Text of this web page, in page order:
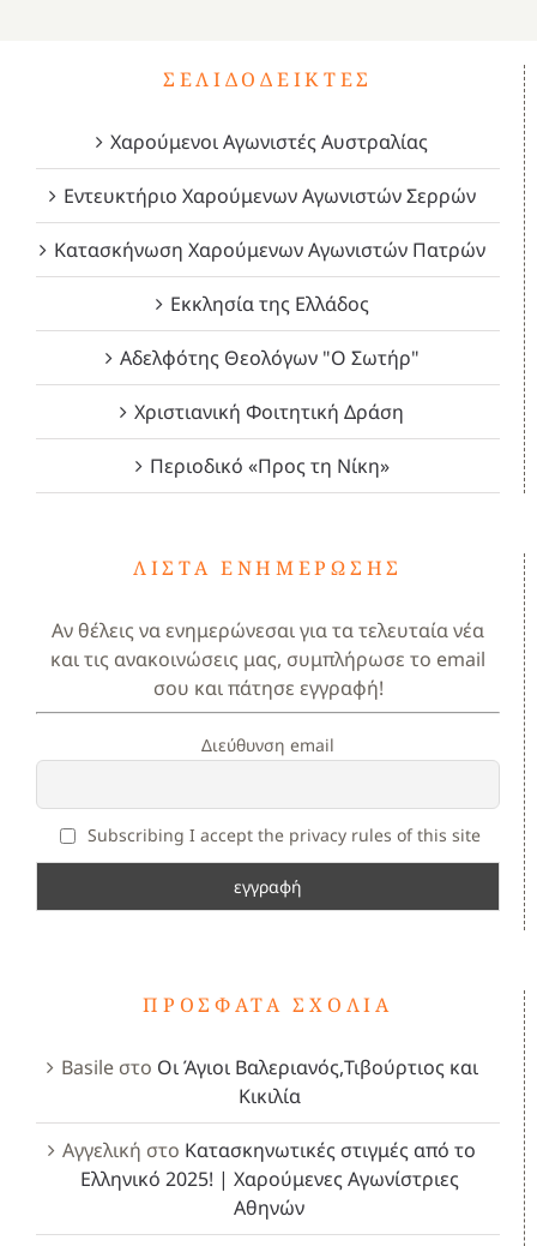
ΣΕΛΙΔΟΔΕΊΚΤΕΣ
Χαρούμενοι Αγωνιστές Αυστραλίας
Εντευκτήριο Χαρούμενων Αγωνιστών Σερρών
Κατασκήνωση Χαρούμενων Αγωνιστών Πατρών
Εκκλησία της Ελλάδος
Αδελφότης Θεολόγων "Ο Σωτήρ"
Χριστιανική Φοιτητική Δράση
Περιοδικό «Προς τη Νίκη»
ΛΊΣΤΑ ΕΝΗΜΈΡΩΣΗΣ
Αν θέλεις να ενημερώνεσαι για τα τελευταία νέα
και τις ανακοινώσεις μας, συμπλήρωσε το email
σου και πάτησε εγγραφή!
Διεύθυνση email
Subscribing I accept the privacy rules of this site
ΠΡΌΣΦΑΤΑ ΣΧΌΛΙΑ
Basileστο Οι Άγιοι Βαλεριανός,Τιβούρτιος και
Κικιλία
Αγγελική στο Κατασκηνωτικές στιγμές από το
Ελληνικό 2025! | Χαρούμενες Αγωνίστριες
Αθηνών